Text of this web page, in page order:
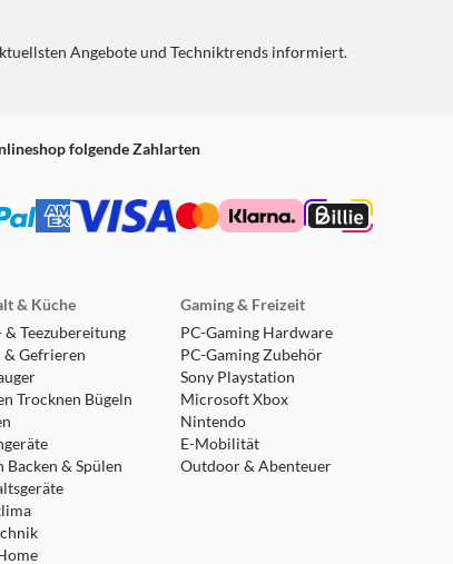
Angebote und Techniktrends informiert.
folgende Zahlarten
& Küche
& Teezubereitung
& Gefrieren
Trocknen Bügeln
Backen & Spülen
Gaming & Freizeit
PC-Gaming Hardware
PC-Gaming Zubehör
Sony Playstation
Microsoft Xbox
Nintendo
E-Mobilität
Outdoor & Abenteuer